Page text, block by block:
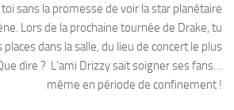
sans la promesse de voir la star planétaire
Lors de la prochaine tournée de Drake, tu
dans la salle, du lieu de concert le plus
dire ? L’ami Drizzy sait soigner ses fans…
même en période de confinement !